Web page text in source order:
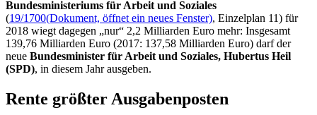
Bundesministeriums für Arbeit und Soziales
(19/1700(Dokument, öffnet ein neues Fenster), Einzelplan 11) für
2018 wiegt dagegen „nur“ 2,2 Milliarden Euro mehr: Insgesamt
139,76 Milliarden Euro (2017: 137,58 Milliarden Euro) darf der
neue Bundesminister für Arbeit und Soziales, Hubertus Heil
(SPD), in diesem Jahr ausgeben.
Rente größter Ausgabenposten